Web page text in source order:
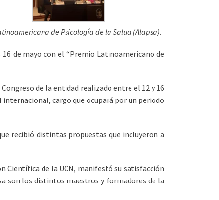
de Psicología de la Salud (Alapsa).
de mayo con el “Premio Latinoamericano de
de la entidad realizado entre el 12 y 16
cargo que ocupará por un periodo
recibió distintas propuestas que incluyeron a
Científica de la UCN, manifestó su satisfacción
son los distintos maestros y formadores de la